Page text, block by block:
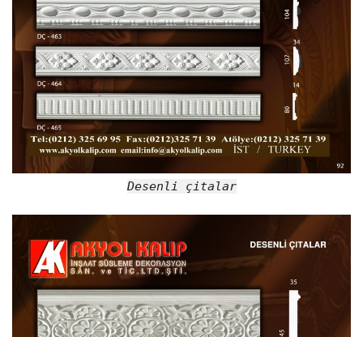
Desenli çitalar